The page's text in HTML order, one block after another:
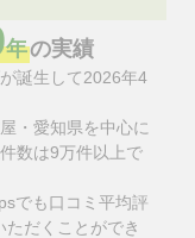
年の実績
誕生して2026年4
・愛知県を中心に
数は9万件以上で
でも口コミ平均評
だくことができ